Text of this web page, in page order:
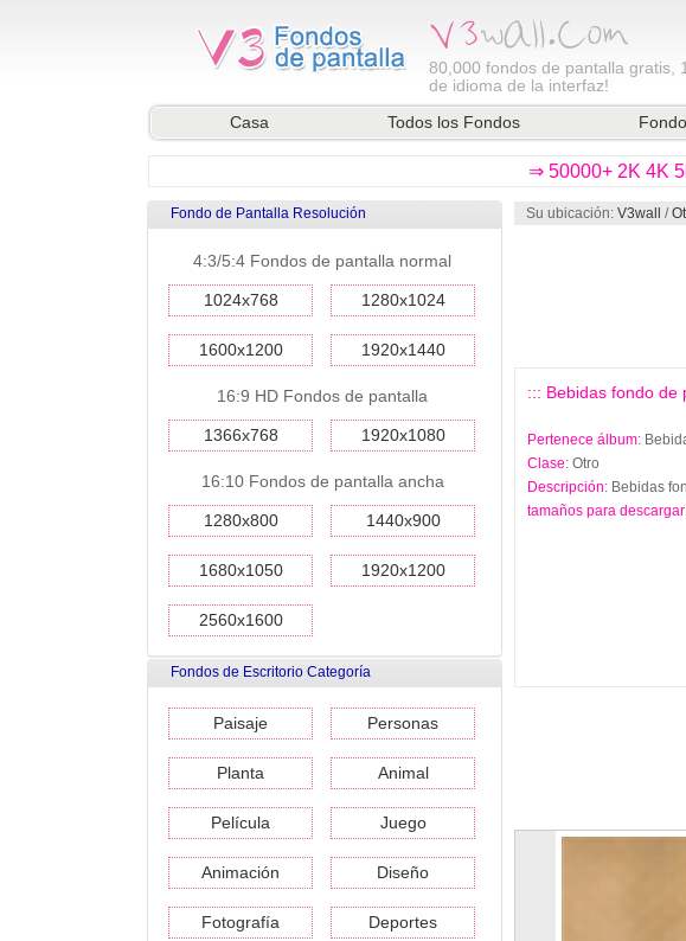
80,000 fondos de pantalla gratis,
de idioma de la interfaz!
Casa Todos los Fondos
⇒ 50000+ 2K 4K
Fondo de Pantalla Resolución
4:3/5:4 Fondos de pantalla normal
1024x768 1280x1024
1600x1200 1920x1440
16:9 HD Fondos de pantalla
1366x768 1920x1080
16:10 Fondos de pantalla ancha
1280x800 1440x900
1680x1050 1920x1200
2560x1600
Fondos de Escritorio Categoría
Paisaje Personas
Planta Animal
Película Juego
Animación Diseño
Fotografía Deportes
Su ubicación: V3wall /
::: Bebidas fondo de
Pertenece álbum:
Clase: Otro
Descripción: Bebidas
tamaños para descargar